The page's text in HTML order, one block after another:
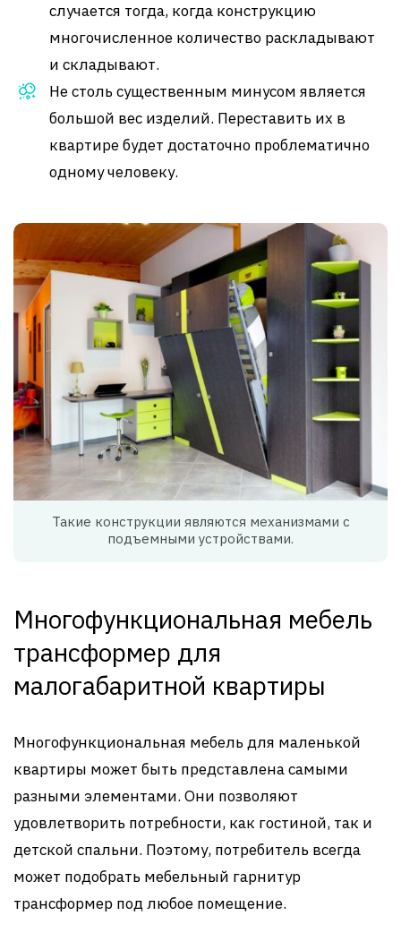
случается тогда, когда конструкцию
многочисленное количество раскладывают
и складывают.
Не столь существенным минусом является
большой вес изделий. Переставить их в
квартире будет достаточно проблематично
одному человеку.
Такие конструкции являются механизмами с
подъемными устройствами.
Многофункциональная мебель
трансформер для
малогабаритной квартиры
Многофункциональная мебель для маленькой
квартиры может быть представлена самыми
разными элементами. Они позволяют
удовлетворить потребности, как гостиной, так и
детской спальни. Поэтому, потребитель всегда
может подобрать мебельный гарнитур
трансформер под любое помещение.